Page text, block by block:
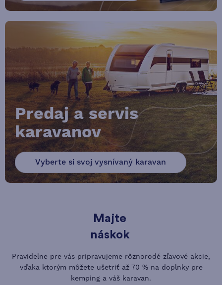
Predaj a servis
karavanov
Vyberte si svoj vysnívaný karavan
Majte
náskok
Pravidelne pre vás pripravujeme rôznorodé zľavové akcie,
vďaka ktorým môžete ušetriť až 70 % na doplnky pre
kemping a váš karavan.